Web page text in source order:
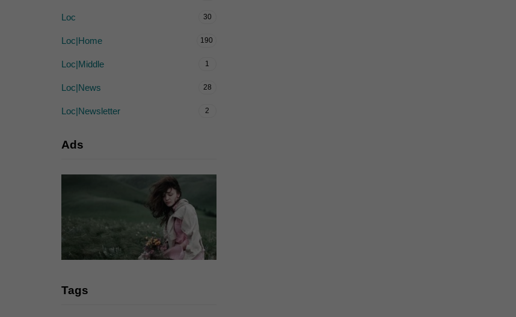
Loc 30
Loc|Home 190
Loc|Middle 1
Loc|News 28
Loc|Newsletter 2
Ads
Tags